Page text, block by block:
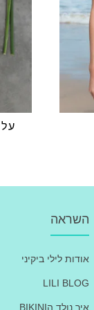
השראה
אודות לילי ביקיני
LILI BLOG
איך נולד הBIKINI